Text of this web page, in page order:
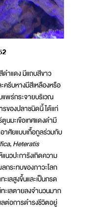
ำแดง มีแถบสีขาว
รีบหางมีสีเหลืองหรือ
พร่กระจายบริเวณ
ของปลาชนิดนี้ ได้แก่
มะเขือเทศแดงดำมี
าศัยแบบเกื้อกูลร่วมกับ
,Heteratis
นวปะการังเกิดความ
ระทบของภาวะโลก
ลสูงขึ้นและเป็นกรด
ะเลตายลงจำนวนมาก
ต่อการดำรงชีวิตอยู่